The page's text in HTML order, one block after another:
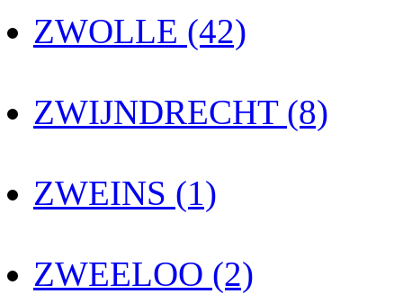
ZWOLLE (42)
ZWIJNDRECHT (8)
ZWEINS (1)
ZWEELOO (2)